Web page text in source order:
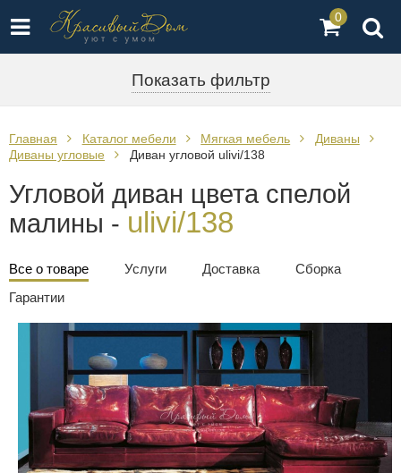
0
Показать фильтр
Главная Каталог мебели Мягкая мебель
Диваны
Диваны угловые
Диван угловой ulivi/138
Угловой диван цвета спелой
малины - ulivi/138
Все о товаре Услуги Доставка
Сборка
Гарантии